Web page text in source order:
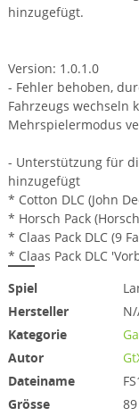
hinzugefügt.
Version: 1.0.1.0
- Fehler behoben,
Fahrzeugs wechseln
Mehrspielermodus
- Unterstützung für
hinzugefügt
* Cotton DLC (John
* Horsch Pack
* Claas Pack DLC (9
* Claas Pack DLC
Spiel
Hersteller
Kategorie
Autor
Dateiname
Grösse